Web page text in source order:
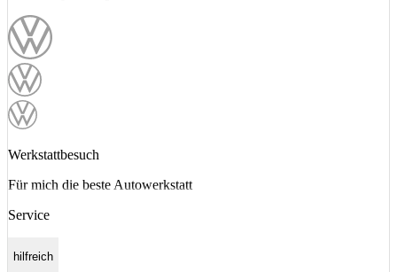
Werkstattbesuch
Für mich die beste Autowerkstatt
Service
hilfreich